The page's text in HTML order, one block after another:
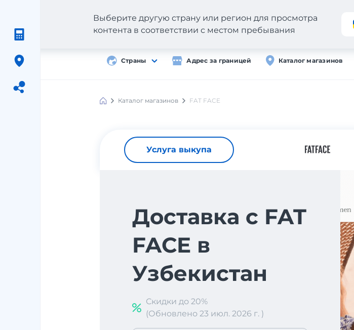
Страны Адрес за границей Каталог магазинов
Выберите другую страну или регион для просмотра
контента в соответствии с местом пребывания
Meest
Каталог магазинов FAT FACE
Услуга выкупа
Доставка с FAT
FACE в
Узбекистан
Скидки до 20%
(Обновлено 23 июл. 2026 г. )